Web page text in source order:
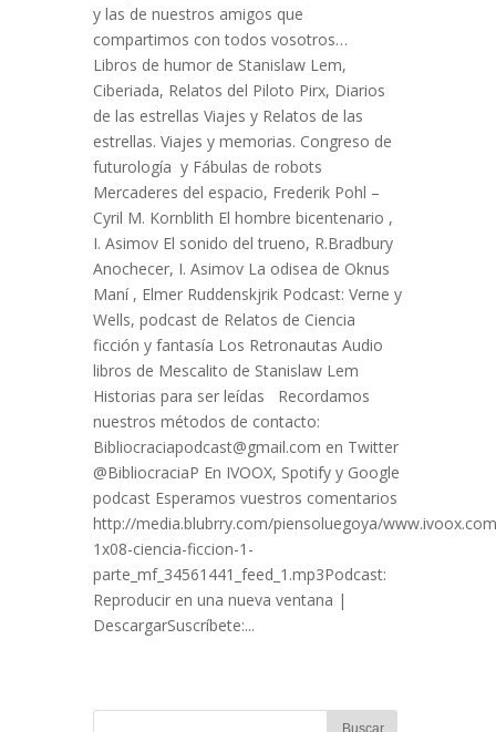
y las de nuestros amigos que
compartimos con todos vosotros…
Libros de humor de Stanislaw Lem,
Ciberiada, Relatos del Piloto Pirx, Diarios
de las estrellas Viajes y Relatos de las
estrellas. Viajes y memorias. Congreso de
futurología y Fábulas de robots
Mercaderes del espacio, Frederik Pohl –
Cyril M. Kornblith El hombre bicentenario ,
I. Asimov El sonido del trueno, R.Bradbury
Anochecer, I. Asimov La odisea de Oknus
Maní , Elmer Ruddenskjrik Podcast: Verne y
Wells, podcast de Relatos de Ciencia
ficción y fantasía Los Retronautas Audio
libros de Mescalito de Stanislaw Lem
Historias para ser leídas Recordamos
nuestros métodos de contacto:
Bibliocraciapodcast@gmail.com en Twitter
@BibliocraciaP En IVOOX, Spotify y Google
podcast Esperamos vuestros comentarios
http://media.blubrry.com/piensoluegoya/
1x08-ciencia-ficcion-1-
parte_mf_34561441_feed_1.mp3Podcast:
Reproducir en una nueva ventana |
DescargarSuscríbete:...